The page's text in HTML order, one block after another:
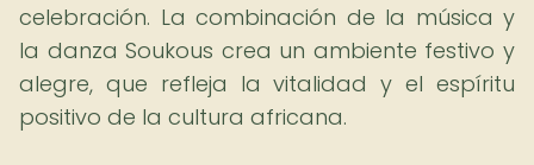
celebración. La combinación de la música y
la danza Soukous crea un ambiente festivo y
alegre, que refleja la vitalidad y el espíritu
positivo de la cultura africana.